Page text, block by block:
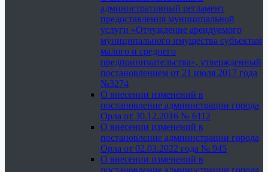
административный регламент
предоставления муниципальной
услуги «Отчуждение арендуемого
муниципального имущества субъектам
малого и среднего
предпринимательства», утвержденный
постановлением от 21 июля 2017 года
№3274
О внесении изменений в
постановление администрации города
Орла от 30.12.2016 № 6112
О внесении изменений в
постановление администрации города
Орла от 02.03.2022 года № 945
О внесении изменений в
постановление администрации города